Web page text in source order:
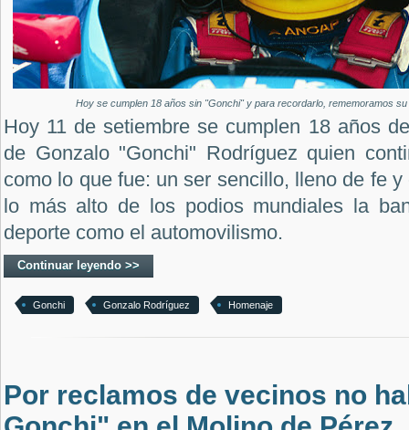
Hoy se cumplen 18 años sin "Gonchi" y para recordarlo, rememoramos
Hoy 11 de setiembre se cumplen 18 años
de Gonzalo "Gonchi" Rodríguez quien
como lo que fue: un ser sencillo, lleno de fe
lo más alto de los podios mundiales la
deporte como el automovilismo.
Continuar leyendo >>
Gonchi Gonzalo Rodríguez Homenaje
Por reclamos de vecinos no